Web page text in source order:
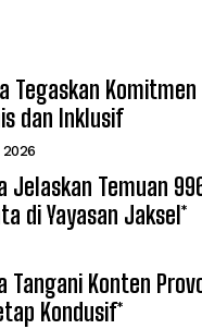
Tegaskan Komitmen
dan Inklusif
Jelaskan Temuan
di Yayasan Jaksel*
Tangani Konten
Kondusif*